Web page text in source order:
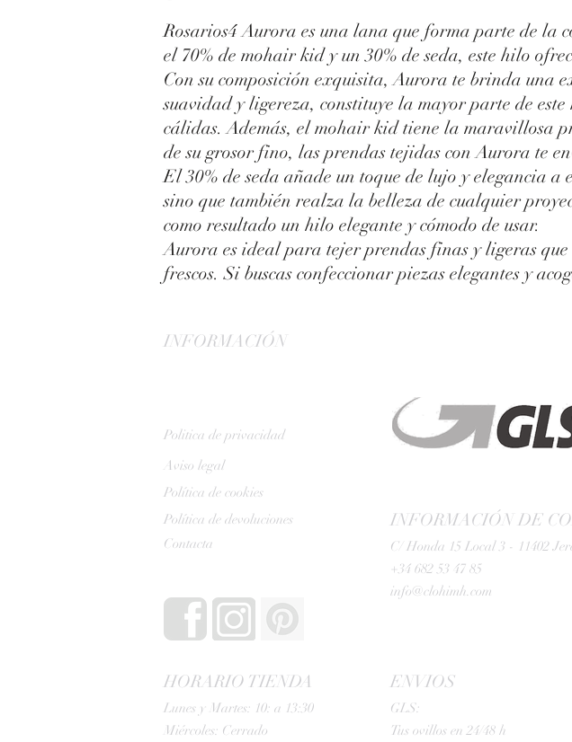
Rosarios4 Aurora es una lana que forma parte de la
el 70% de mohair kid y un 30% de seda, este hilo
Con su composición exquisita, Aurora te brinda
suavidad y ligereza, constituye la mayor parte de
cálidas. Además, el mohair kid tiene la maravillosa
de su grosor fino, las prendas tejidas con Aurora te
El 30% de seda añade un toque de lujo y elegancia
sino que también realza la belleza de cualquier
como resultado un hilo elegante y cómodo de usar.
Aurora es ideal para tejer prendas finas y ligeras
frescos. Si buscas confeccionar piezas elegantes y
INFORMACIÓN
Politica de privacidad
Aviso legal
Política de cookies
Política de devoluciones
Contacta
INFORMACIÓN DE
C/ Honda 15 Local 3 - 11402
+34 682 53 47 85
info@clohimh.com
HORARIO TIENDA
Lunes y Martes: 10: a 13:30
Miércoles: Cerrado
ENVIOS
GLS:
Tus ovillos en 24/48 h